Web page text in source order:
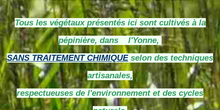
Tous les végétaux présentés ici sont cultivés à la
pépinière, dans l'Yonne,
SANS TRAITEMENT CHIMIQUE selon des techniques
artisanales,
respectueuses de l'environnement et des cycles